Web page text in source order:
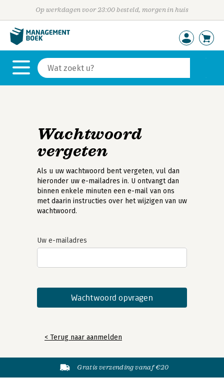
Op werkdagen voor 23:00 besteld, morgen in huis
Wachtwoord
vergeten
Als u uw wachtwoord bent vergeten, vul dan
hieronder uw e-mailadres in. U ontvangt dan
binnen enkele minuten een e-mail van ons
met daarin instructies over het wijzigen van uw
wachtwoord.
Uw e-mailadres
< Terug naar aanmelden
Gratis verzending vanaf €20